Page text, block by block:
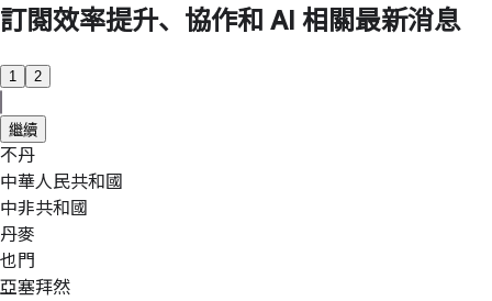
訂閱效率提升、協作和 AI 相關最新消息
1 2
繼續
不丹
中華人民共和國
中非共和國
丹麥
也門
亞塞拜然